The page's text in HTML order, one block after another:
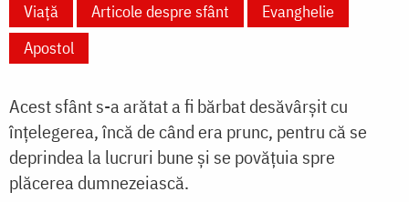
Viață Articole despre sfânt
Evanghelie
Apostol
Acest sfânt s-a arătat a fi bărbat desăvârşit cu
înţelegerea, încă de când era prunc, pentru că se
deprindea la lucruri bune şi se povăţuia spre
plăcerea dumnezeiască.